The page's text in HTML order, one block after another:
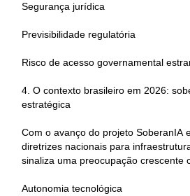
Segurança jurídica
Previsibilidade regulatória
Risco de acesso governamental
4. O contexto brasileiro em 2026:
estratégica
Com o avanço do projeto SoberanIA
diretrizes nacionais para
sinaliza uma preocupação crescente
Autonomia tecnológica